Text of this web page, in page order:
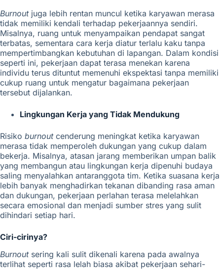
Burnout juga lebih rentan muncul ketika karyawan merasa
tidak memiliki kendali terhadap pekerjaannya sendiri.
Misalnya, ruang untuk menyampaikan pendapat sangat
terbatas, sementara cara kerja diatur terlalu kaku tanpa
mempertimbangkan kebutuhan di lapangan. Dalam kondisi
seperti ini, pekerjaan dapat terasa menekan karena
individu terus dituntut memenuhi ekspektasi tanpa memiliki
cukup ruang untuk mengatur bagaimana pekerjaan
tersebut dijalankan.
Lingkungan Kerja yang Tidak Mendukung
Risiko burnout cenderung meningkat ketika karyawan
merasa tidak memperoleh dukungan yang cukup dalam
bekerja. Misalnya, atasan jarang memberikan umpan balik
yang membangun atau lingkungan kerja dipenuhi budaya
saling menyalahkan antaranggota tim. Ketika suasana kerja
lebih banyak menghadirkan tekanan dibanding rasa aman
dan dukungan, pekerjaan perlahan terasa melelahkan
secara emosional dan menjadi sumber stres yang sulit
dihindari setiap hari.
Ciri-cirinya?
Burnout sering kali sulit dikenali karena pada awalnya
terlihat seperti rasa lelah biasa akibat pekerjaan sehari-